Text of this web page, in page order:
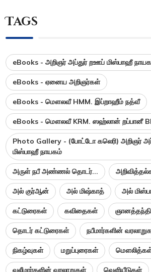
Tags
eBooks - அறிஞர் அப்துர் றஊப் மிஸ்பாஹீ
eBooks - ஏனைய அறிஞர்கள்
eBooks - மௌலவீ HMM. இப்றாஹீம் நத்வீ
eBooks - மௌலவீ KRM. ஸஹ்லான் றப்பானீ
Photo Gallery - (போட்டோ கலெரி) அறிஞர்
மிஸ்பாஹீ நாயகம்
அருள் நபீ அண்ணல் தொடர்...
அல் குர்ஆன் அல் மிஷ்காத் அல்
கட்டுரைகள் கவிதைகள் ஞானத்தந்தி
தொடர் கட்டுரைகள் நபீமார்களின்
நிகழ்வுகள் மறுப்புரைகள்
வலீமார்களின் வரலாறுகள் வெளியீடுகள்